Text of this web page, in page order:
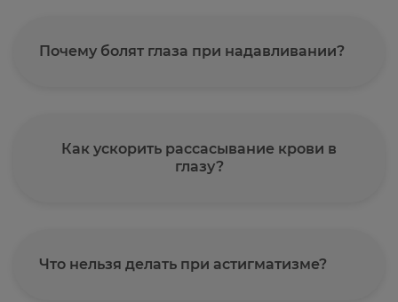
Почему болят глаза при надавливании?
Как ускорить рассасывание крови в
глазу?
Что нельзя делать при астигматизме?